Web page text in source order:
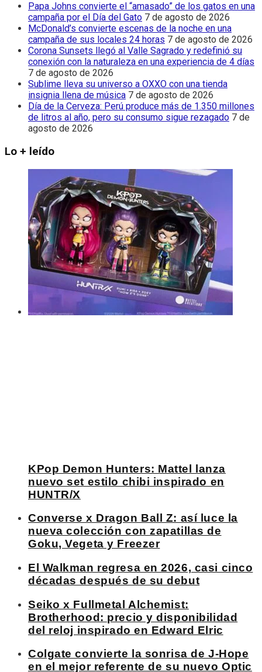
Papa Johns convierte el “amasado” de los gatos en una
campaña por el Día del Gato 7 de agosto de 2026
McDonald’s convierte escenas de la noche en una
campaña de sus locales 24 horas 7 de agosto de 2026
Corona Sunsets llegó al Valle Sagrado y redefinió su
conexión con la naturaleza en una experiencia de 4 días
7 de agosto de 2026
Sublime lleva su universo a OXXO con una tienda
insignia llena de música 7 de agosto de 2026
Día de la Cerveza: Perú produce más de 1.350 millones
de litros al año, pero su consumo sigue rezagado 7 de
agosto de 2026
Lo + leído
KPop Demon Hunters: Mattel lanza
nuevo set estilo chibi inspirado en
HUNTR/X
Converse x Dragon Ball Z: así luce la
nueva colección con zapatillas de
Goku, Vegeta y Freezer
El Walkman regresa en 2026, casi cinco
décadas después de su debut
Seiko x Fullmetal Alchemist:
Brotherhood: precio y disponibilidad
del reloj inspirado en Edward Elric
Colgate convierte la sonrisa de J-Hope
en el mejor referente de su nuevo Optic